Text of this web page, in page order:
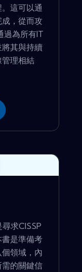
這可以通
，從而攻
過為所有IT
其與持續
理相結
求CISSP
是準備考
領域，內
的關鍵信